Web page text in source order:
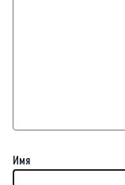
Имя